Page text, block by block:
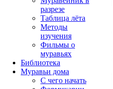
разрезе
Таблица лёта
Методы
изучения
Фильмы о
муравьях
Библиотека
Муравьи дома
С чего начать